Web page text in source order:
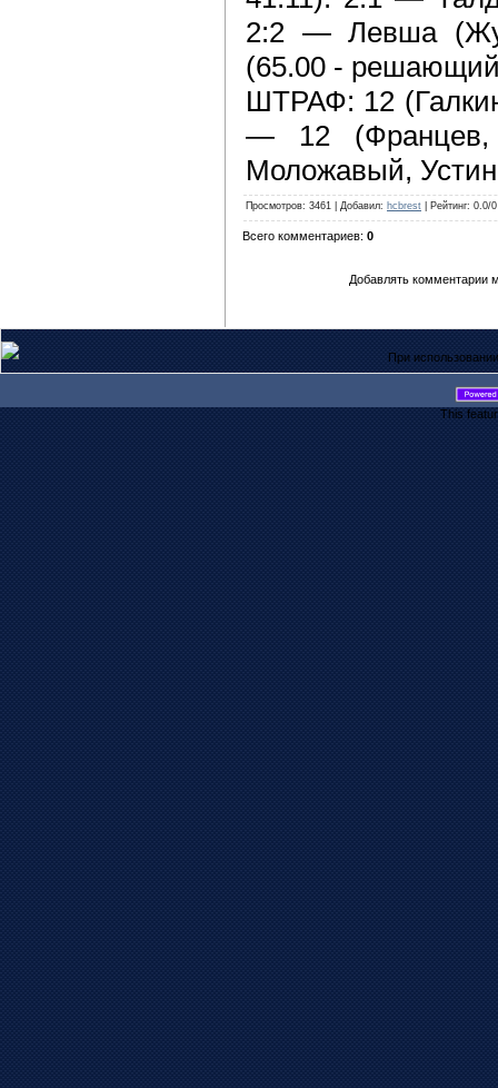
2:2 — Левша
(65.00 -
ШТРАФ: 12
— 12
Моложавый,
Просмотров: 3461 | Добавил: hcbrest Рейтинг: 0.0/
Всего комментариев: 0
Добавлять комментарии
При
This